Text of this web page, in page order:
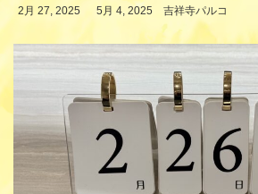
2月 27, 2025
最
日
時
:
5月 4, 2025 吉祥寺パルコ